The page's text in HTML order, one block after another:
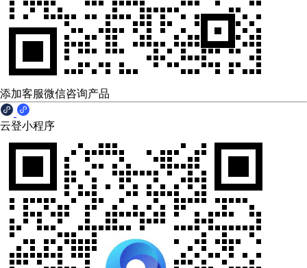
添加客服微信咨询产品
云登小程序